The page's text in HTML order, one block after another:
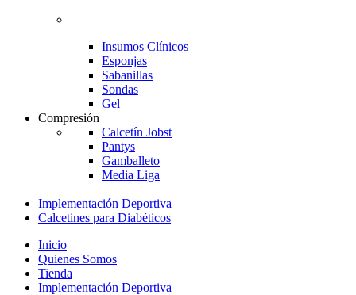
Insumos Clínicos
Esponjas
Sabanillas
Sondas
Gel
Compresión
Calcetín Jobst
Pantys
Gamballeto
Media Liga
Implementación Deportiva
Calcetines para Diabéticos
Inicio
Quienes Somos
Tienda
Implementación Deportiva